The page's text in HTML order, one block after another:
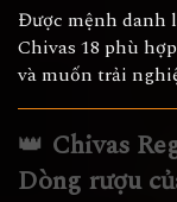
Được mệnh danh
Chivas 18 phù
và muốn trải
👑 Chivas
Dòng rượu